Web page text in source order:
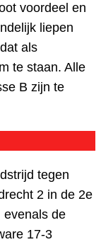
voordeel en
liepen
als
te staan. Alle
B zijn te
tegen
2 in de 2e
evenals de
17-3